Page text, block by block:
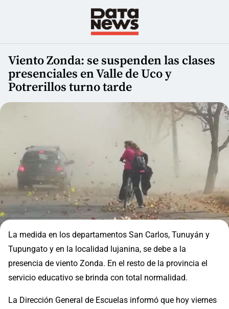
Viento Zonda: se suspenden las clases
presenciales en Valle de Uco y
Potrerillos turno tarde
La medida en los departamentos San Carlos, Tunuyán y
Tupungato y en la localidad lujanina, se debe a la
presencia de viento Zonda. En el resto de la provincia el
servicio educativo se brinda con total normalidad.
La Dirección General de Escuelas informó que hoy viernes